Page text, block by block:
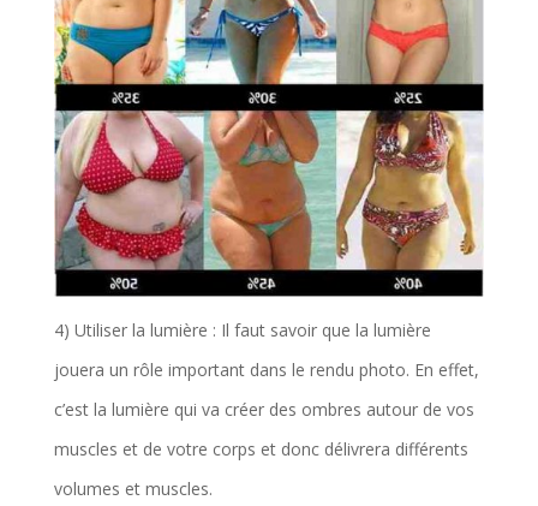
4) Utiliser la lumière : Il faut savoir que la lumière
jouera un rôle important dans le rendu photo. En effet,
c’est la lumière qui va créer des ombres autour de vos
muscles et de votre corps et donc délivrera différents
volumes et muscles.